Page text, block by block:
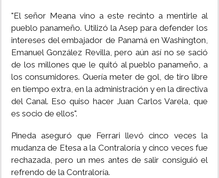
"El señor Meana vino a este recinto a mentirle al
pueblo panameño. Utilizó la Asep para defender los
intereses del embajador de Panamá en Washington,
Emanuel González Revilla, pero aún así no se sació
de los millones que le quitó al pueblo panameño, a
los consumidores. Quería meter de gol, de tiro libre
en tiempo extra, en la administración y en la directiva
del Canal. Eso quiso hacer Juan Carlos Varela, que
es socio de ellos".
Pineda aseguró que Ferrari llevó cinco veces la
mudanza de Etesa a la Contraloría y cinco veces fue
rechazada, pero un mes antes de salir consiguió el
refrendo de la Contraloría.